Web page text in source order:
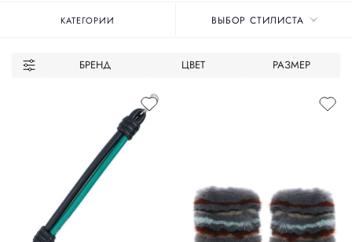
КАТЕГОРИИ ВЫБОР СТИЛИСТА
БРЕНД ЦВЕТ РАЗМЕР